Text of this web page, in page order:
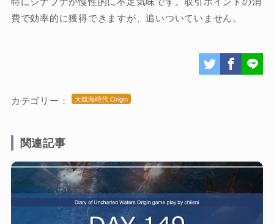
費で効率的に獲得できますが、追いついていません。
カテゴリー： 大航海時代 Origin
関連記事